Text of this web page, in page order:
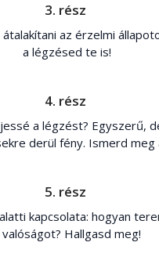
3. rész
az érzelmi
a légzésed te is!
4. rész
a légzést? Egyszerű,
derül fény. Ismerd meg
5. rész
kapcsolata: hogyan
Hallgasd meg!